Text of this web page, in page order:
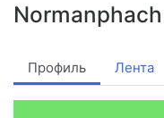
Normanphach
Профиль Лента